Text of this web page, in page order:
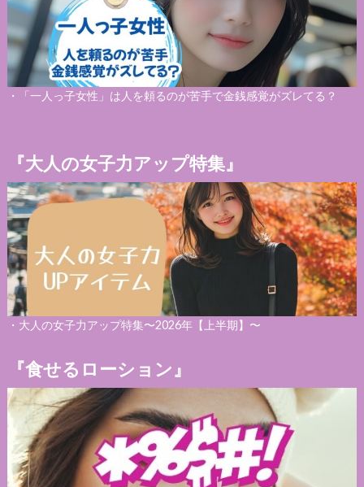
・ 「一人っ子女性」は人を頼るのが苦手で金銭感覚がズレてる？
『大人の女子力アップ特集』
・ 大人の女子力アップ特集〜2026年【上半期】〜
『食せるローション』